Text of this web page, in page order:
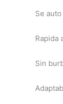
Se
Rapida
Sin